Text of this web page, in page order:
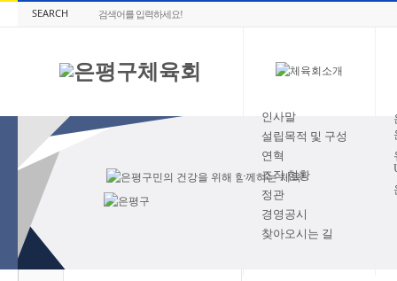
SEARCH
인사말
설립목적 및 구성
연혁
조직 현황
정관
경영공시
찾아오시는 길